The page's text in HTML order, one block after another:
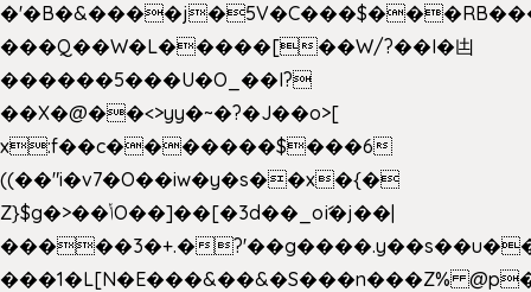
���Q��W�L�����[��W/?��I�凷
������5���U�O_��I?
��X�@��<>yy�~�?�J��o>[
x:f��c�������$���6
((��"i�v7�O��iw�y�s��x�{�
Z}$g�>��ݳO��]��[�3d��_oަi�j��|
�����3�+.�
���1�L[N�E���&��&�S���n���Z%